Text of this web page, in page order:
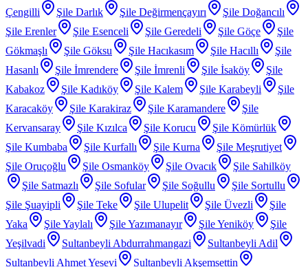
Çengilli
Şile Darlık Şile Değirmençayırı
Şile Doğancılı
Şile Erenler
Şile Esenceli Şile Geredeli Şile Göçe
Şile
Gökmaşlı
Şile Göksu Şile Hacıkasım Şile Hacıllı
Şile
Hasanlı
Şile İmrendere Şile İmrenli Şile İsaköy
Şile
Kabakoz
Şile Kadıköy Şile Kalem Şile Karabeyli
Şile
Karacaköy
Şile Karakiraz Şile Karamandere
Şile
Kervansaray
Şile Kızılca Şile Korucu
Şile Kömürlük
Şile Kumbaba
Şile Kurfallı Şile Kurna
Şile Meşrutiyet
Şile Oruçoğlu
Şile Osmanköy Şile Ovacık
Şile Sahilköy
Şile Satmazlı
Şile Sofular Şile Soğullu
Şile Sortullu
Şile Şuayipli
Şile Teke Şile Ulupelit Şile Üvezli
Şile
Yaka
Şile Yaylalı Şile Yazımanayır Şile Yeniköy
Şile
Yeşilvadi
Sultanbeyli Abdurrahmangazi
Sultanbeyli Adil
Sultanbeyli Ahmet Yesevi
Sultanbeyli Akşemsettin